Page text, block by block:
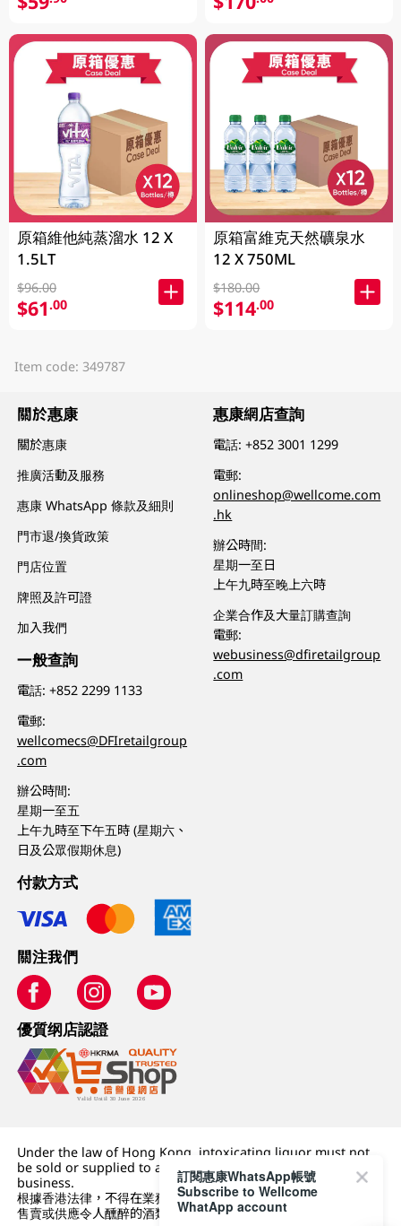
原箱維他純蒸溜水 12 X
1.5LT
$96.00
$61.00
原箱富維克天然礦泉水
12 X 750ML
$180.00
$114.00
Item code: 349787
關於惠康
關於惠康
推廣活動及服務
惠康 WhatsApp 條款及細則
門市退/換貨政策
門店位置
牌照及許可證
加入我們
一般查詢
電話:+852 2299 1133
電郵:
wellcomecs@DFIretailgroup
.com
辦公時間:
星期一至五
上午九時至下午五時 (星期六、
日及公眾假期休息)
惠康網店查詢
電話:+852 3001 1299
電郵:
onlineshop@wellcome.com
.hk
辦公時間:
星期一至日
上午九時至晚上六時
企業合作及大量訂購查詢
電郵:
webusiness@dfiretailgroup
.com
付款方式
關注我們
優質纲店認證
Under the law of Hong Kong, intoxicating liquor must not
be sold or supplied to a minor (under 18) in the course of
business.
根據香港法律，不得在業務過程中，向未成年人 (18 歲以下人士)
售賣或供應令人醺醉的酒類。
訂閱惠康WhatsApp帳號
Subscribe to Wellcome
WhatApp account